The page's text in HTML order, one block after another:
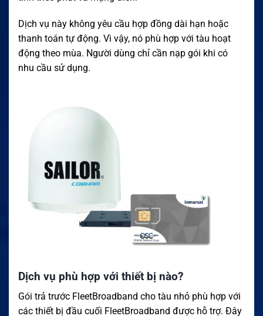
Dịch vụ này không yêu cầu hợp đồng dài hạn hoặc
thanh toán tự động. Vì vậy, nó phù hợp với tàu hoạt
động theo mùa. Người dùng chỉ cần nạp gói khi có
nhu cầu sử dụng.
Dịch vụ phù hợp với thiết bị nào?
Gói trả trước FleetBroadband cho tàu nhỏ phù hợp với
các thiết bị đầu cuối FleetBroadband được hỗ trợ. Đây